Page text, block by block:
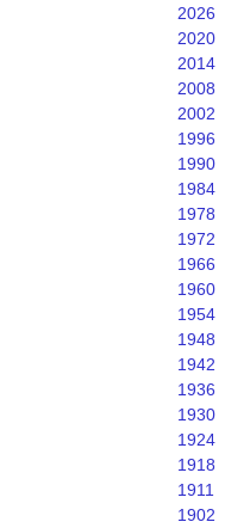
2026
2020
2014
2008
2002
1996
1990
1984
1978
1972
1966
1960
1954
1948
1942
1936
1930
1924
1918
1911
1902